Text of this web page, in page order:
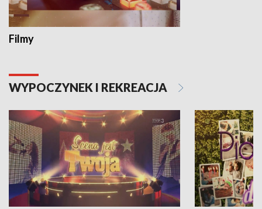
Filmy
WYPOCZYNEK I REKREACJA